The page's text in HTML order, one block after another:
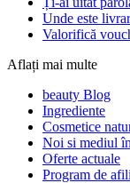
Unde este
Valorifică
Aflați mai multe
beauty Blog
Ingrediente
Cosmetice
Noi si mediul
Oferte actuale
Program de